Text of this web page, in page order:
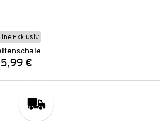
Exklusiv
Preis:
5,99 €